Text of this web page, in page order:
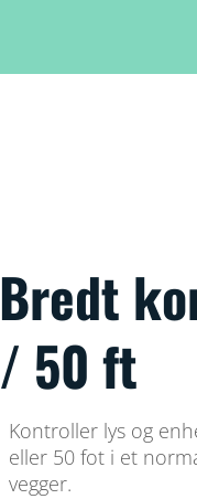
Bredt
/ 50 ft
Kontroller lys og
eller 50 fot i et
vegger.